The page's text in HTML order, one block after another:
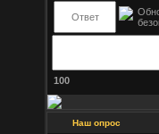
100
Наш опрос